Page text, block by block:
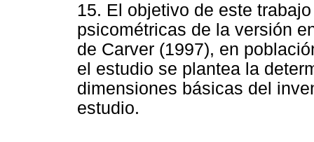
15. El objetivo de este
psicométricas de la versión
de Carver (1997), en
el estudio se plantea la
dimensiones básicas del
estudio.